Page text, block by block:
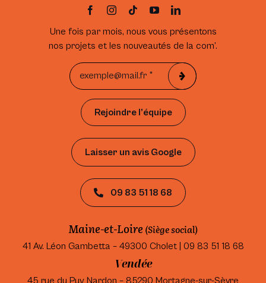
Une fois par mois, nous vous présentons
nos projets et les nouveautés de la com’.
Rejoindre l’équipe
Laisser un avis Google
09 83 51 18 68
Maine-et-Loire (Siège social)
41 Av. Léon Gambetta – 49300 Cholet | 09 83 51 18 68
Vendée
45 rue du Puy Nardon – 85290 Mortagne-sur-Sèvre